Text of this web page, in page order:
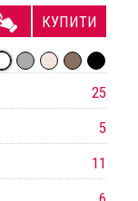
КУПИТИ
25
5
11